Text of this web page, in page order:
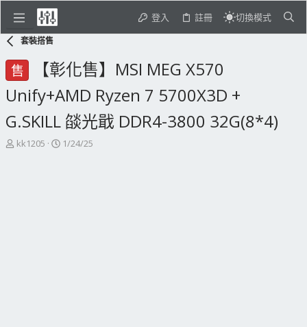
登入 註冊 切換模式
套裝搭售
售
【彰化售】MSI MEG X570
Unify+AMD Ryzen 7 5700X3D +
G.SKILL 燄光戢 DDR4-3800 32G(8*4)
主
kk1205
開
1/24/25